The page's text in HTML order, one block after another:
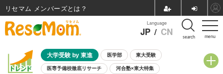
menu
Language
JP / CN search
大学受験 by 東進 医学部 東大受験
医専予備校徹底リサーチ 河合塾×東大特集
リセマム メンバーズ